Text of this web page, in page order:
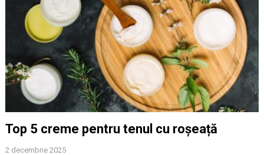
Top 5 creme pentru tenul cu roșeață
2 decembrie 2025